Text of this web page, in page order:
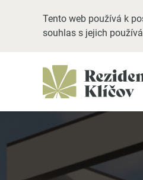
Tento web používá k
souhlas s jejich